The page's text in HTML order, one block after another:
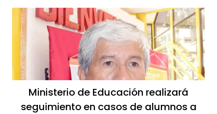
Ministerio de Educación realizará
seguimiento en casos de alumnos a